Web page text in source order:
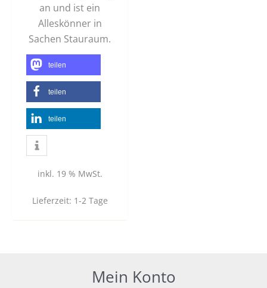
an und ist ein
Alleskönner in
Sachen Stauraum.
teilen
teilen
teilen
inkl. 19 % MwSt.
Lieferzeit: 1-2 Tage
Mein Konto